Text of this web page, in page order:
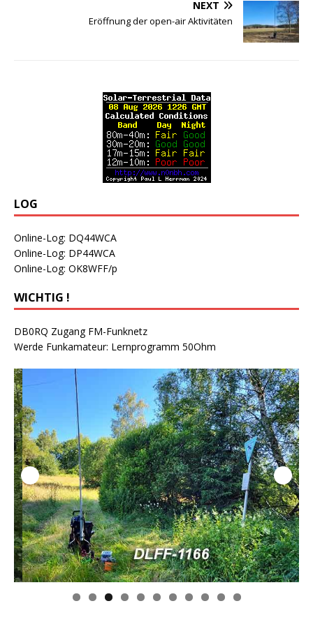
NEXT
Eröffnung der open-air Aktivitäten
LOG
Online-Log: DQ44WCA
Online-Log: DP44WCA
Online-Log: OK8WFF/p
WICHTIG !
DB0RQ Zugang FM-Funknetz
Werde Funkamateur: Lernprogramm 50Ohm
0 1